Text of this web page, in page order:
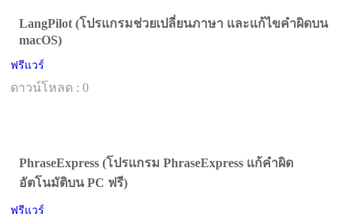
LangPilot (โปรแกรมช่วยเปลี่ยนภาษา และแก้ไขคำผิดบน
macOS)
ฟรีแวร์
ดาวน์โหลด : 0
PhraseExpress (โปรแกรม PhraseExpress แก้คำผิด
อัตโนมัติบน PC ฟรี)
ฟรีแวร์